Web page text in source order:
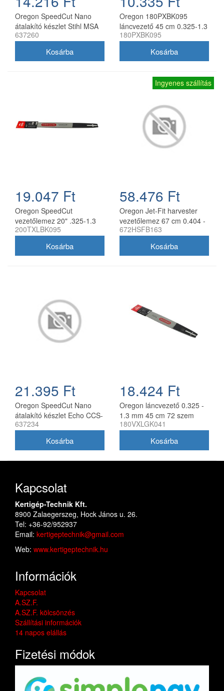
Oregon SpeedCut Nano
átalakító készlet Stihl MSA
161T 10" 325 1,1 mm
637260
Oregon 180PXBK095
láncvezető 45 cm 0.325-1.3
mm 72 szemes Husqvarna
180PXBK095
19.047 Ft
Oregon SpeedCut
vezetőlemez 20" .325-1.3
mm 78 szem Husqvarna
200TXLBK095
Ingyenes szállítás
58.476 Ft
Oregon Jet-Fit harvester
vezetőlemez 67 cm 0.404 -
2.0 mm
672HSFB163
21.395 Ft
Oregon SpeedCut Nano
átalakító készlet Echo CCS-
58V láncfűrészhez 40 cm
637234
18.424 Ft
Oregon láncvezető 0.325 -
1.3 mm 45 cm 72 szem
Husqvarna fűrészekhez
180VXLGK041
Kapcsolat
Kertigép-Technik Kft.
8900 Zalaegerszeg, Hock János u. 26.
Tel: +36-92/952937
Email: kertigeptechnik@gmail.com
Web: www.kertigeptechnik.hu
Információk
Kapcsolat
A.SZ.F.
A.SZ.F. kölcsönzés
Szállítási információk
14 napos elállás
Fizetési módok